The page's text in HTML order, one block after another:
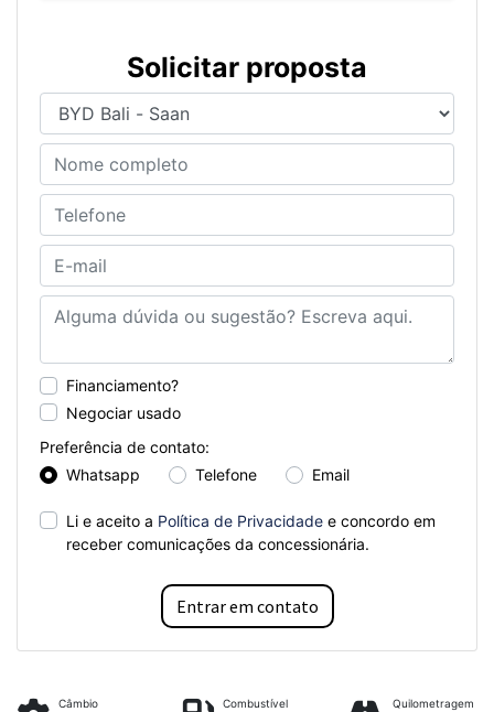
Solicitar proposta
Financiamento?
Negociar usado
Preferência de contato:
Whatsapp
Telefone Email
Li e aceito a Política de Privacidade e concordo em
receber comunicações da concessionária.
Entrar em contato
Câmbio Combustível Quilometragem